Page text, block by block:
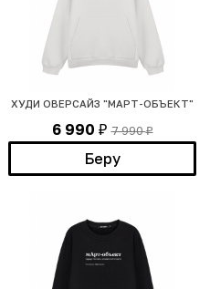
ХУДИ ОВЕРСАЙЗ "МАРТ-ОБЪЕКТ"
6 990 ₽ 7 990₽
Беру